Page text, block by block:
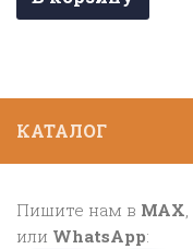
КАТАЛОГ
Пишите нам в MAX
или WhatsApp: